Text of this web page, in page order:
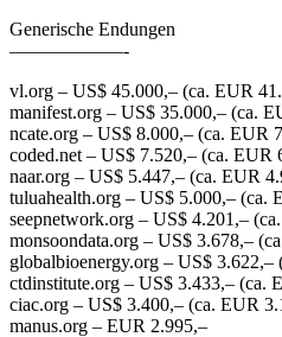
Generische Endungen
——————-
vl.org – US$ 45.000,– (ca. EUR
manifest.org – US$ 35.000,– (ca.
ncate.org – US$ 8.000,– (ca. EUR
coded.net – US$ 7.520,– (ca. EUR
naar.org – US$ 5.447,– (ca. EUR
tuluahealth.org – US$ 5.000,– (ca.
seepnetwork.org – US$ 4.201,–
monsoondata.org – US$ 3.678,–
globalbioenergy.org – US$ 3.622,–
ctdinstitute.org – US$ 3.433,– (ca.
ciac.org – US$ 3.400,– (ca. EUR
manus.org – EUR 2.995,–